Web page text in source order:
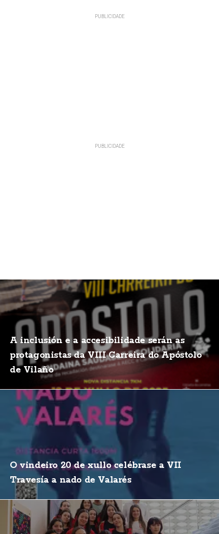
A inclusión e a accesibilidade serán as
protagonistas da VIII Carreira do Apóstolo
de Vilaño
O vindeiro 20 de xullo celébrase a VII
Travesía a nado de Valarés